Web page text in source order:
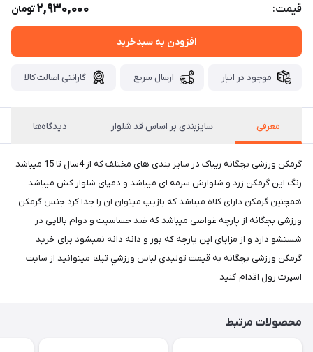
قیمت: 2,930,000تومان
افزودن به سبدخرید
موجود در انبار ارسال سریع گارانتی اصالت کالا
معرفی سایزبندی بر اساس قد شلوار دیدگاه‌ها
گرمکن ورزشی بچگانه ریباک در سایز بندی های مختلف که از 4سال تا 15 میباشد
رنگ این گرمکن زرد و شلوارش سرمه ای میباشد و دمپای شلوار کش میباشد
همچنین گرمکن دارای کلاه میباشد که بازیپ میتوان ان را جدا کرد جنس گرمکن
ورزشی بچگانه از پارچه غواصی میباشد که ضد حساسیت و دوام بالایی در
شستشو دارد و از مزایای این پارچه که بور و دانه دانه نمیشود برای خريد
گرمکن ورزشی بچگانه به قيمت توليدي لباس ورزشي تيك میتوانید از سایت
اسپرت رول اقدام كنيد
محصولات مرتبط